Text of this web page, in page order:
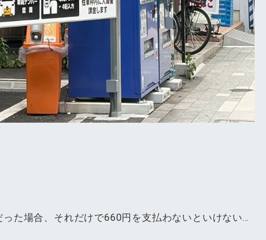
た場合、それだけで660円を支払わないといけない…